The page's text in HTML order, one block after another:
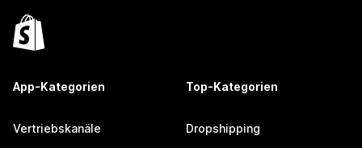
App-Kategorien
Vertriebskanäle
Top-Kategorien
Dropshipping